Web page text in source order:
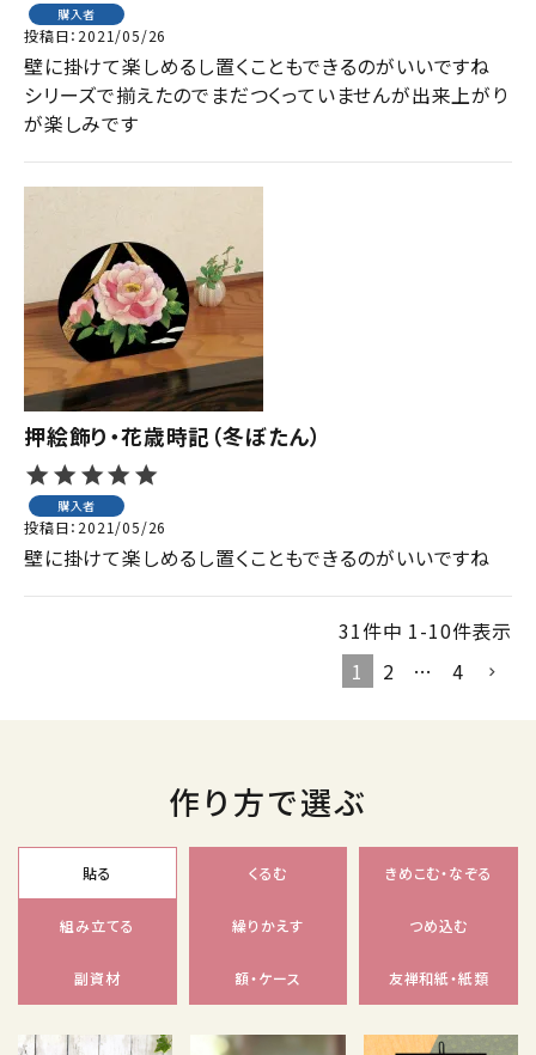
購入者
投稿日 2021/05/26
壁に掛けて楽しめるし置くこともできるのがいいですね
シリーズで揃えたのでまだつくっていませんが出来上がり
押絵飾り・花歳時記（冬ぼたん）
購入者
投稿日 2021/05/26
壁に掛けて楽しめるし置くこともできるのがいいですね
31件中 1-10件表示
1
2 … 4
作り方で選ぶ
貼る くるむ きめこむ・なぞる
組み立てる 繰りかえす つめ込む
副資材 額・ケース 友禅和紙・紙類